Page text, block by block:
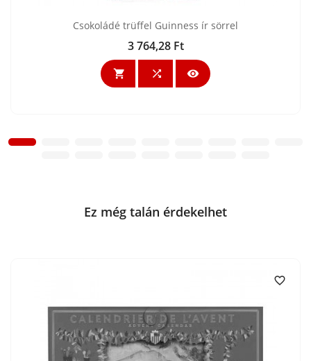
Csokoládé trüffel Guinness ír sörrel
Ár
3 764,28 Ft
  
Ez még talán érdekelhet
